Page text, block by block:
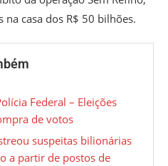
casa dos R$ 50 bilhões.
Federal – Eleições
de votos
suspeitas bilionárias
a partir de postos de